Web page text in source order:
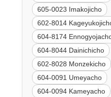
605-0023 Imakojicho
602-8014
604-8174
604-8044 Dainichicho
602-8028 Monzekicho
604-0091 Umeyacho
604-0094 Kameyacho